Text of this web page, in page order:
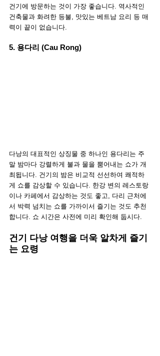
건기에 방문하는 것이 가장 좋습니다. 역사적인
건축물과 화려한 등불, 맛있는 베트남 요리 등 매
력이 끝이 없습니다.
5. 용다리 (Cau Rong)
다낭의 대표적인 상징물 중 하나인 용다리는 주
말 밤마다 강렬하게 불과 물을 뿜어내는 쇼가 개
최됩니다. 건기의 밤은 비교적 선선하여 쾌적하
게 쇼를 감상할 수 있습니다. 한강 변의 레스토랑
이나 카페에서 감상하는 것도 좋고, 다리 근처에
서 박력 넘치는 쇼를 가까이서 즐기는 것도 추천
합니다. 쇼 시간은 사전에 미리 확인해 둡시다.
건기 다낭 여행을 더욱 알차게 즐기
는 요령